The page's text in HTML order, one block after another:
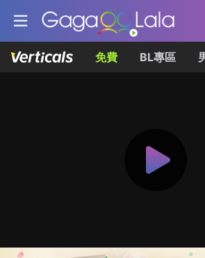
免費 BL專區